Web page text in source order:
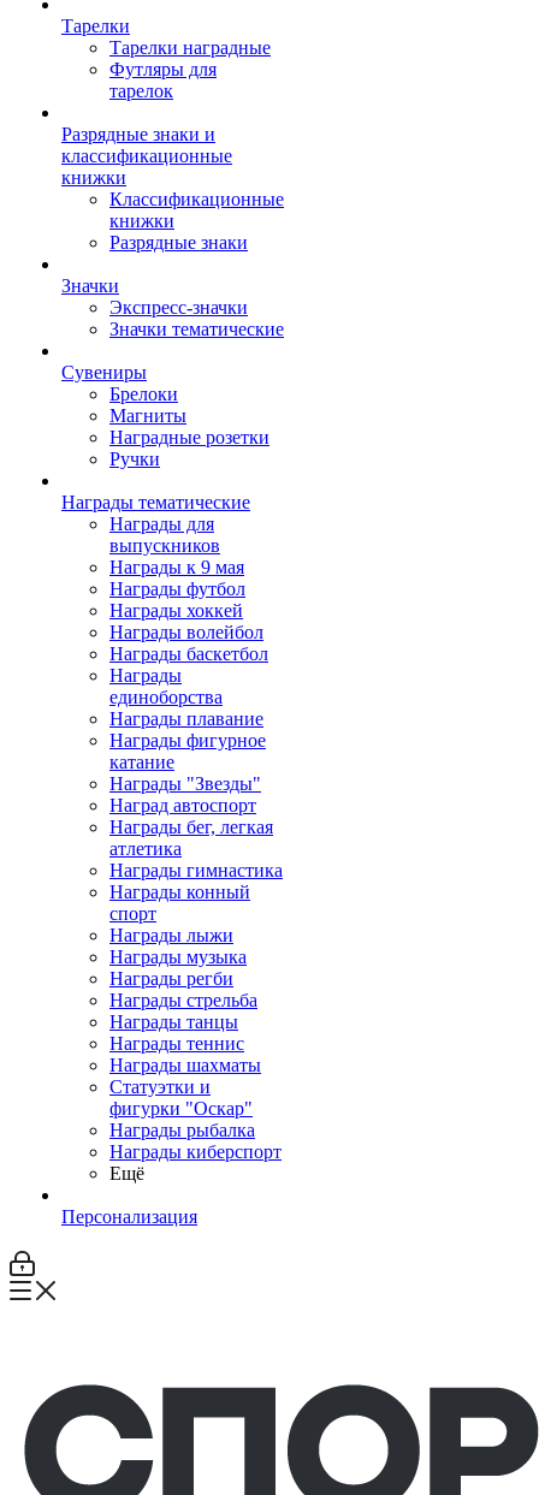
Тарелки
Тарелки наградные
Футляры для
тарелок
Разрядные знаки и
классификационные
книжки
Классификационные
книжки
Разрядные знаки
Значки
Экспресс-значки
Значки тематические
Сувениры
Брелоки
Магниты
Наградные розетки
Ручки
Награды тематические
Награды для
выпускников
Награды к 9 мая
Награды футбол
Награды хоккей
Награды волейбол
Награды баскетбол
Награды
единоборства
Награды плавание
Награды фигурное
катание
Награды "Звезды"
Наград автоспорт
Награды бег, легкая
атлетика
Награды гимнастика
Награды конный
спорт
Награды лыжи
Награды музыка
Награды регби
Награды стрельба
Награды танцы
Награды теннис
Награды шахматы
Статуэтки и
фигурки "Оскар"
Награды рыбалка
Награды киберспорт
Ещё
Персонализация